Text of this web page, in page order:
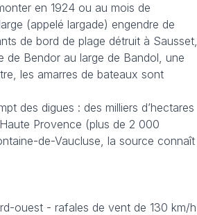
en 1924 ou au mois de
(appelé largade) engendre de
de bord de plage détruit à Sausset,
de Bendor au large de Bandol, une
les amarres de bateaux sont
des digues : des milliers d’hectares
Provence (plus de 2 000
de-Vaucluse, la source connaît
ouest - rafales de vent de 130 km/h